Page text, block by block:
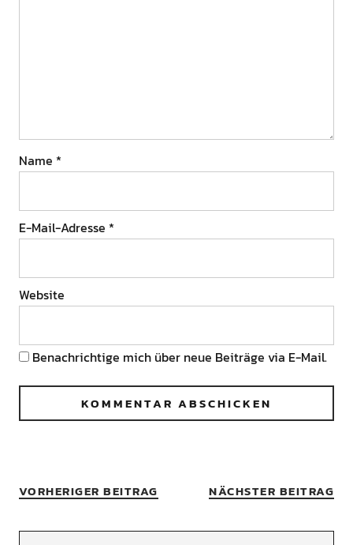
Name *
E-Mail-Adresse *
Website
Benachrichtige mich über neue Beiträge via E-Mail.
VORHERIGER BEITRAG NÄCHSTER BEITRAG